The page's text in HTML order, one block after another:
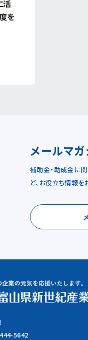
活
を
メールマ
補助金・助成金に
ど、お役立ち情報を
5642